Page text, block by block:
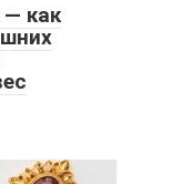
как